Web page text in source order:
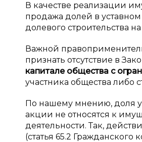
В качестве реализации
продажа долей в
долевого строительства
Важной
признать отсутствие в
капитале общества с
участника общества либо
По нашему мнению, доля
акции не относятся к
деятельности. Так,
(статья 65.2